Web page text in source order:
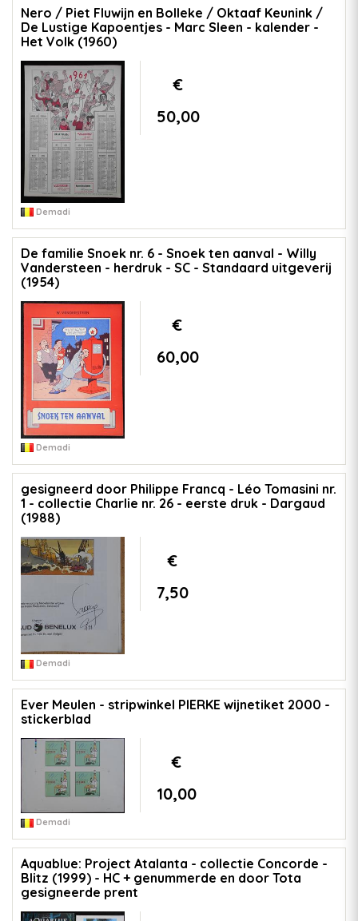
Nero / Piet Fluwijn en Bolleke / Oktaaf Keunink /
De Lustige Kapoentjes - Marc Sleen - kalender -
Het Volk (1960)
€
50,00
Demadi
De familie Snoek nr. 6 - Snoek ten aanval - Willy
Vandersteen - herdruk - SC - Standaard uitgeverij
(1954)
€
60,00
Demadi
gesigneerd door Philippe Francq - Léo Tomasini nr.
1 - collectie Charlie nr. 26 - eerste druk - Dargaud
(1988)
€
7,50
Demadi
Ever Meulen - stripwinkel PIERKE wijnetiket 2000 -
stickerblad
€
10,00
Demadi
Aquablue: Project Atalanta - collectie Concorde -
Blitz (1999) - HC + genummerde en door Tota
gesigneerde prent